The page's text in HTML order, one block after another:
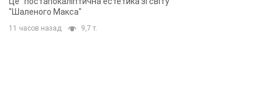
"Шаленого Макса"
11 часов назад 9,7 т.